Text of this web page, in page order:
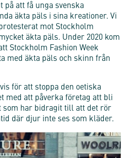
på att få unga svenska
äkta päls i sina kreationer. Vi
mot Stockholm
äkta päls. Under 2020 kom
Stockholm Fashion Week
med äkta päls och skinn från
för att stoppa den oetiska
med att påverka företag att bli
som har bidragit till att det rör
där djur inte ses som kläder.